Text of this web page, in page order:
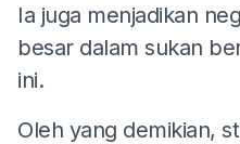
Ia juga menjadikan
besar dalam sukan
ini.
Oleh yang demikian,